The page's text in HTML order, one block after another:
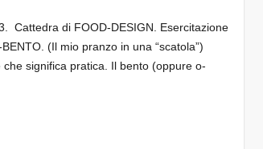
Cattedra di FOOD-DESIGN. Esercitazione
(Il mio pranzo in una “scatola”)
che significa pratica. Il bento (oppure o-